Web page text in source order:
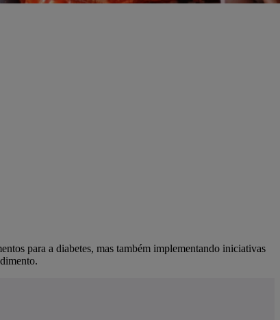
para a diabetes, mas também implementando iniciativas